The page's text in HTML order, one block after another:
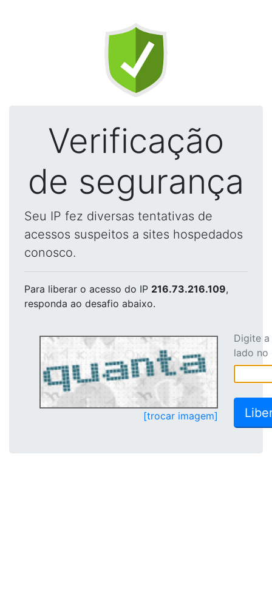
Verificação
de segurança
Seu IP fez diversas tentativas de
acessos suspeitos a sites hospedados
conosco.
Para liberar o acesso do IP 216.73.216.109,
responda ao desafio abaixo.
[trocar imagem]
Digite
lado no